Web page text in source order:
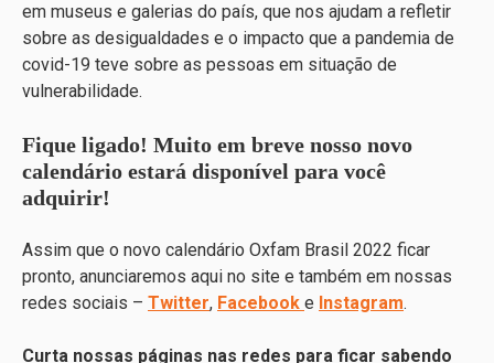
em museus e galerias do país, que nos ajudam a refletir
sobre as desigualdades e o impacto que a pandemia de
covid-19 teve sobre as pessoas em situação de
vulnerabilidade.
Fique ligado! Muito em breve nosso novo
calendário estará disponível para você
adquirir!
Assim que o novo calendário Oxfam Brasil 2022 ficar
pronto, anunciaremos aqui no site e também em nossas
redes sociais – Twitter, Facebook e Instagram.
Curta nossas páginas nas redes para ficar sabendo